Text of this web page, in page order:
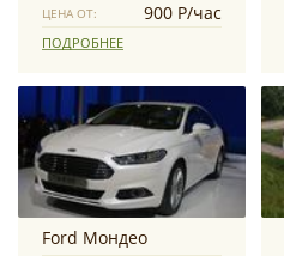
ЦЕНА ОТ: 900 Р/час
ПОДРОБНЕЕ
Ford Mондео